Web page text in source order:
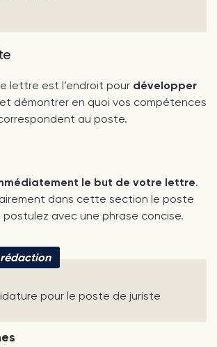
lettre est l’endroit pour développer
et démontrer en quoi vos compétences
au poste.
le but de votre lettre.
dans cette section le poste
postulez avec une phrase concise.
rédaction
pour le poste de juriste